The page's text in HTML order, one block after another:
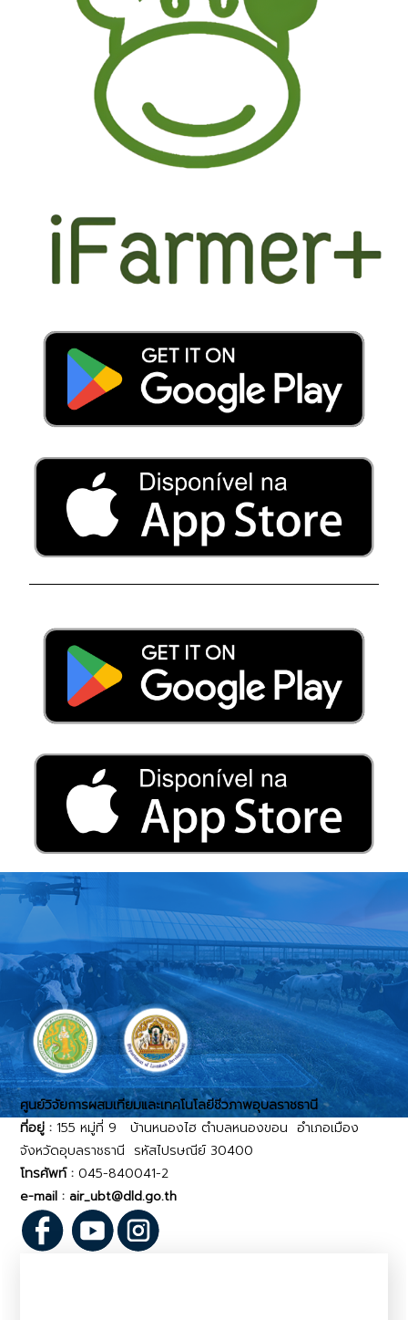
ศูนย์วิจัยการผสมเทียมและเทคโนโลยีชีวภาพอุบลราชธานี
ที่อยู่ :155 หมู่ที่ 9 บ้านหนองไฮ ตำบลหนองขอน อำเภอเมือง
จังหวัดอุบลราชธานี รหัสไปรษณีย์ 30400
โทรศัพท์ : 045-840041-2
e-mail : air_ubt@dld.go.th